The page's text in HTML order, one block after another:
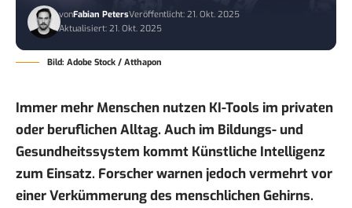
vonFabian PetersVeröffentlicht: 21. Okt. 2025
Aktualisiert: 21. Okt. 2025
Bild: Adobe Stock / Atthapon
Immer mehr Menschen nutzen KI-Tools im privaten
oder beruflichen Alltag. Auch im Bildungs- und
Gesundheitssystem kommt Künstliche Intelligenz
zum Einsatz. Forscher warnen jedoch vermehrt vor
einer Verkümmerung des menschlichen Gehirns.